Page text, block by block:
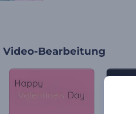
Video-Bearbeitung